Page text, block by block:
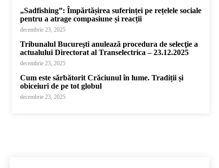
„Sadfishing”: Împărtășirea suferinței pe rețelele sociale
pentru a atrage compasiune și reacții
decembrie 23, 2025
Tribunalul Bucureşti anulează procedura de selecţie a
actualului Directorat al Transelectrica – 23.12.2025
decembrie 23, 2025
Cum este sărbătorit Crăciunul în lume. Tradiții și
obiceiuri de pe tot globul
decembrie 23, 2025